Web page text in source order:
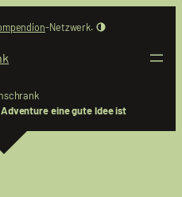
-Netzwerk.
eine gute Idee ist